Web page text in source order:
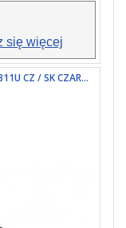
się więcej
CZ / SK CZAR...